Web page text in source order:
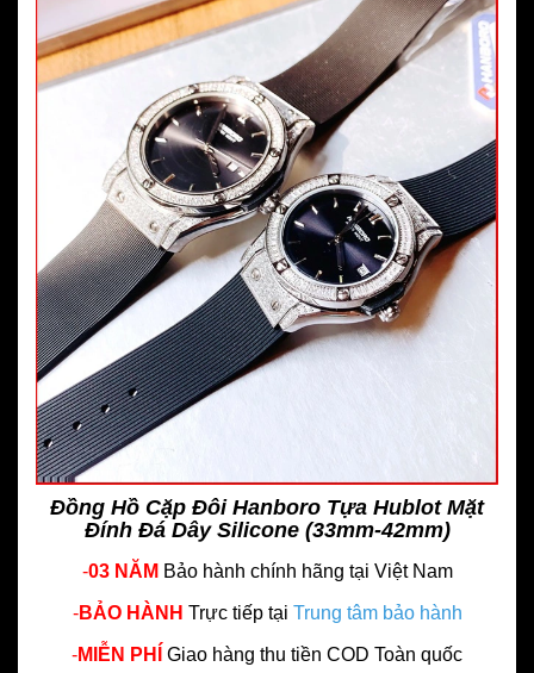
Đồng Hồ Cặp Đôi Hanboro Tựa Hublot Mặt
Đính Đá Dây Silicone (33mm-42mm)
-03 NĂM Bảo hành chính hãng tại Việt Nam
-BẢO HÀNH Trực tiếp tại Trung tâm bảo hành
-MIỄN PHÍ Giao hàng thu tiền COD Toàn quốc